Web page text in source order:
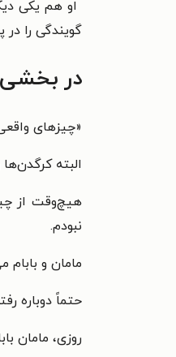
گویندگی را
در
«چیزهای
البته
هیچ‌وقت از
نبودم.
مامان و
حتماً دوباره
روزی، مامان